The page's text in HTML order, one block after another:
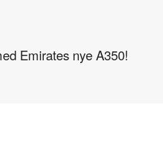
Emirates nye A350!